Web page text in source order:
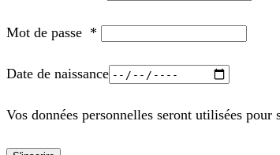
Mot de passe *
Date de naissance
Vos données personnelles seront utilisées